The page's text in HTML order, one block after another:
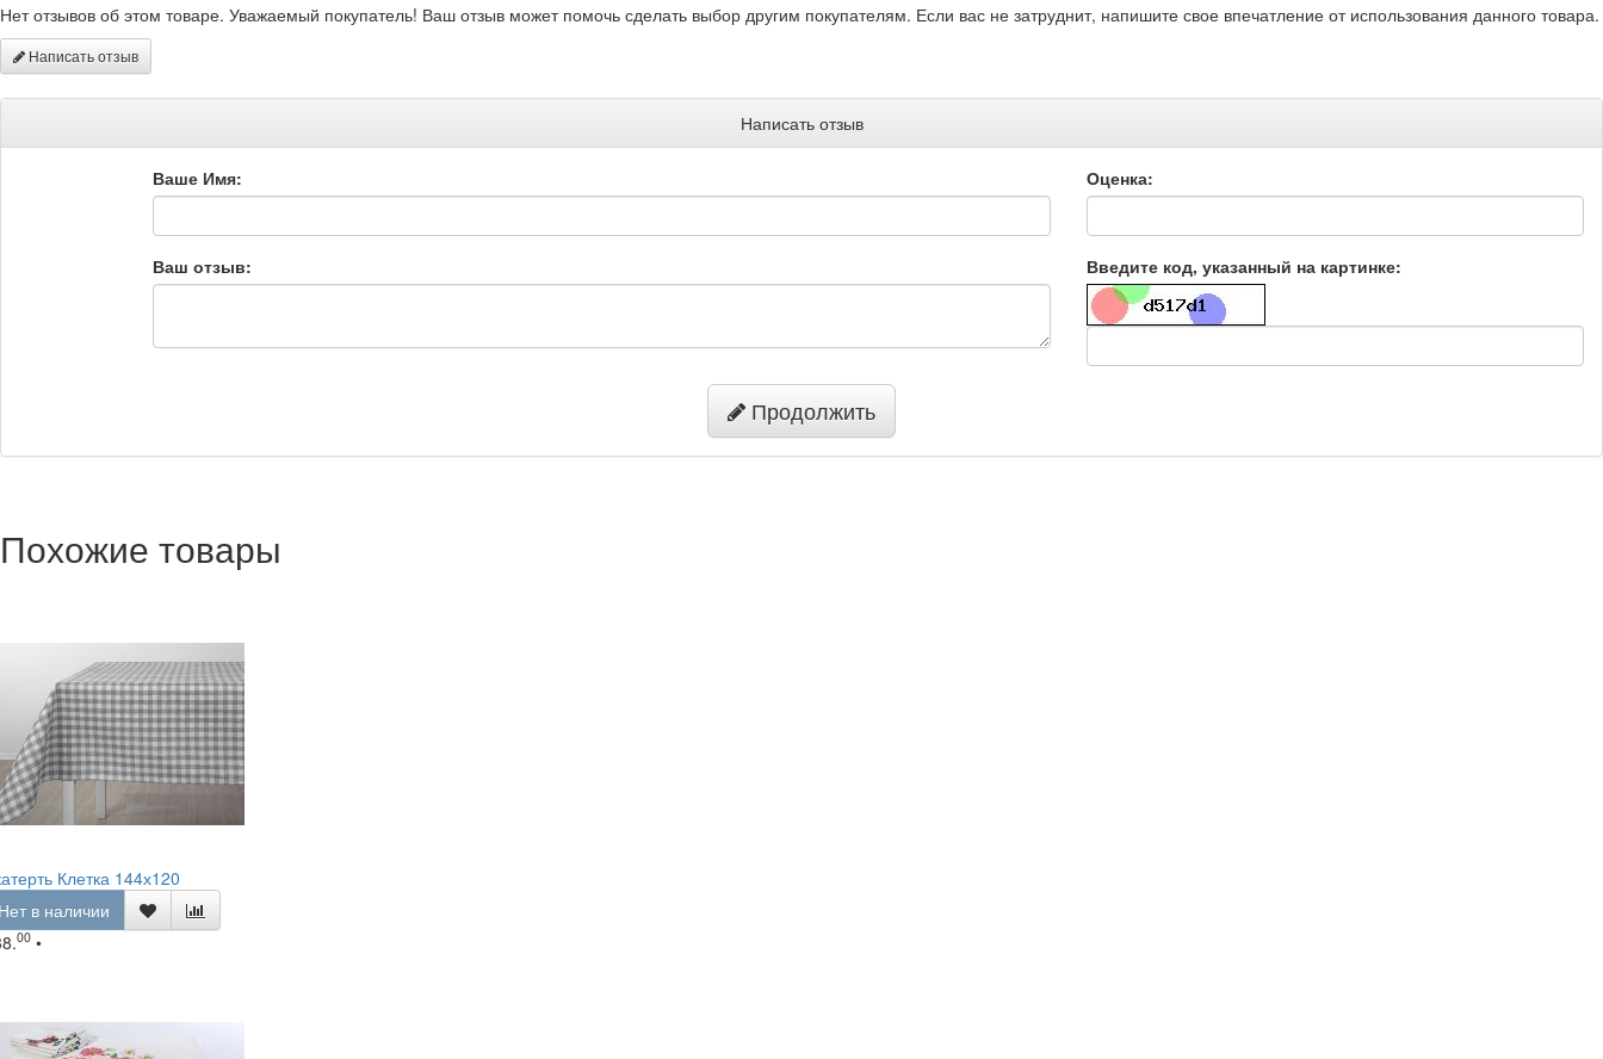
Нет отзывов об этом товаре. Уважаемый покупатель! Ваш отзыв может помочь сделать выбор другим покупателям. Если вас не затруднит, напишите свое впечатление от использования данного товара.
Написать отзыв
Написать отзыв
Оценка:
Ваше Имя:
Ваш отзыв: Введите код, указанный на картинке:
Продолжить
Похожие товары
Клетка 144х120
в наличии
00 •